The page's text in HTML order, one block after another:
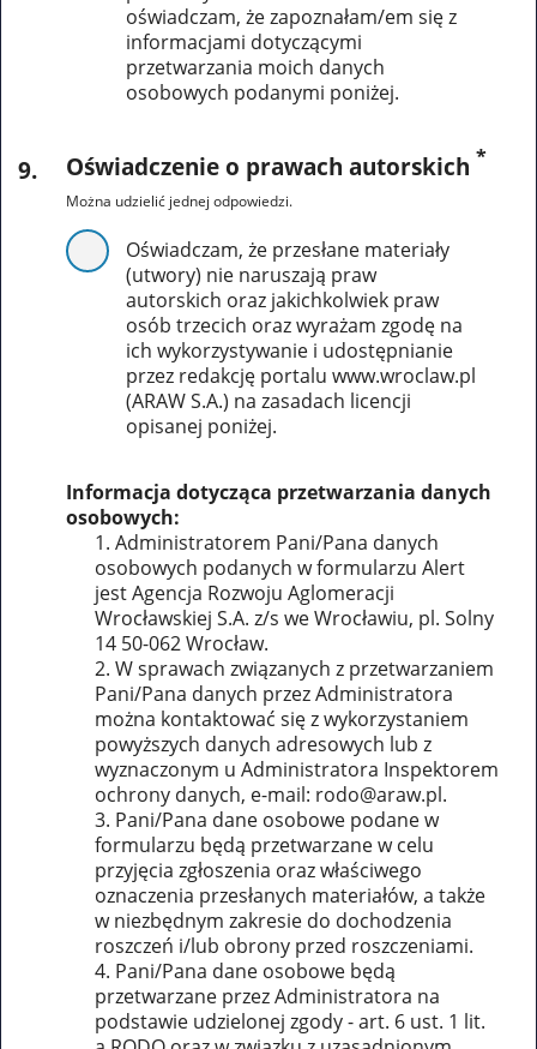
oświadczam, że zapoznałam/em się z
informacjami dotyczącymi
przetwarzania moich danych
osobowych podanymi poniżej.
9. Oświadczenie o prawach autorskich *
Można udzielić jednej odpowiedzi.
Oświadczam, że przesłane materiały
(utwory) nie naruszają praw
autorskich oraz jakichkolwiek praw
osób trzecich oraz wyrażam zgodę na
ich wykorzystywanie i udostępnianie
przez redakcję portalu www.wroclaw.pl
(ARAW S.A.) na zasadach licencji
opisanej poniżej.
Informacja dotycząca przetwarzania danych
osobowych:
Administratorem Pani/Pana danych
osobowych podanych w formularzu Alert
jest Agencja Rozwoju Aglomeracji
Wrocławskiej S.A. z/s we Wrocławiu, pl. Solny
14 50-062 Wrocław.
W sprawach związanych z przetwarzaniem
Pani/Pana danych przez Administratora
można kontaktować się z wykorzystaniem
powyższych danych adresowych lub z
wyznaczonym u Administratora Inspektorem
ochrony danych, e-mail: rodo@araw.pl.
Pani/Pana dane osobowe podane w
formularzu będą przetwarzane w celu
przyjęcia zgłoszenia oraz właściwego
oznaczenia przesłanych materiałów, a także
w niezbędnym zakresie do dochodzenia
roszczeń i/lub obrony przed roszczeniami.
Pani/Pana dane osobowe będą
przetwarzane przez Administratora na
podstawie udzielonej zgody - art. 6 ust. 1 lit.